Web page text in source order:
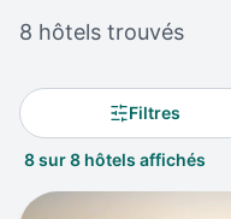
8 hôtels trouvés
Filtres
8 sur 8 hôtels affichés